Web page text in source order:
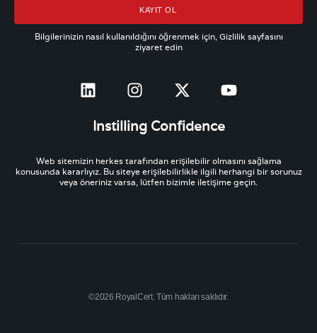
KAYIT OL
Bilgilerinizin nasıl kullanıldığını öğrenmek için, Gizlilik sayfasını
ziyaret edin
Instilling Confidence
Web sitemizin herkes tarafından erişilebilir olmasını sağlama
konusunda kararlıyız. Bu siteye erişilebilirlikle ilgili herhangi bir sorunuz
veya öneriniz varsa, lütfen bizimle iletişime geçin.
©2026 RoyalCert. Tüm hakları saklıdır.